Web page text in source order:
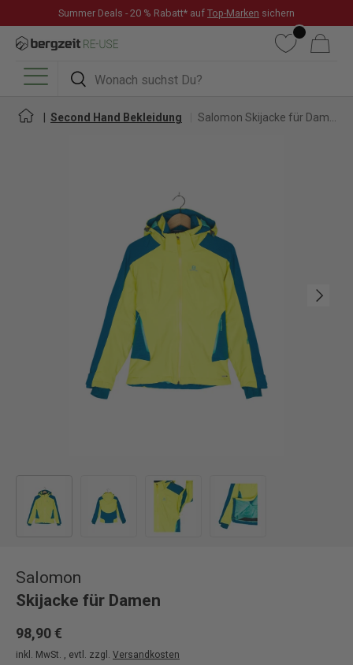
DIREKT ZUM INHALT
Summer Deals - 20 % Rabatt* auf Top-Marken sichern
Suchen
Suchen
WunschlisteWarenkorb
Menü
Second Hand Bekleidung
Nächste
Salomon
Skijacke für Damen
98,90 €
inkl. MwSt. , evtl. zzgl. Versandkosten